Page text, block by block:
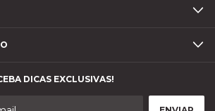
DICAS EXCLUSIVAS!